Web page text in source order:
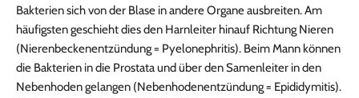
Bakterien sich von der Blase in andere Organe ausbreiten. Am
häufigsten geschieht dies den Harnleiter hinauf Richtung Nieren
(Nierenbeckenentzündung = Pyelonephritis). Beim Mann können
die Bakterien in die Prostata und über den Samenleiter in den
Nebenhoden gelangen (Nebenhodenentzündung = Epididymitis).